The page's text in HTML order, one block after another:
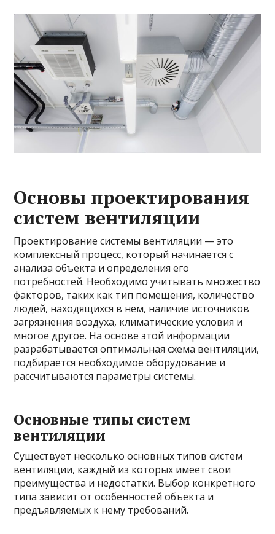
Основы проектирования
систем вентиляции
Проектирование системы вентиляции — это
комплексный процесс, который начинается с
анализа объекта и определения его
потребностей. Необходимо учитывать множество
факторов, таких как тип помещения, количество
людей, находящихся в нем, наличие источников
загрязнения воздуха, климатические условия и
многое другое. На основе этой информации
разрабатывается оптимальная схема вентиляции,
подбирается необходимое оборудование и
рассчитываются параметры системы.
Основные типы систем
вентиляции
Существует несколько основных типов систем
вентиляции, каждый из которых имеет свои
преимущества и недостатки. Выбор конкретного
типа зависит от особенностей объекта и
предъявляемых к нему требований.